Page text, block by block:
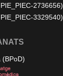
2736656)
3329540)
(BPoD)